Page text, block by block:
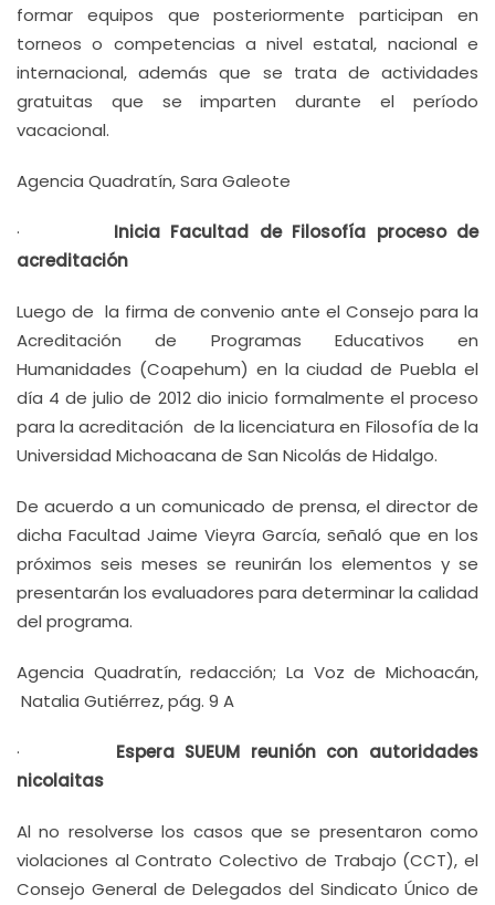
formar equipos que posteriormente participan en
torneos o competencias a nivel estatal, nacional e
internacional, además que se trata de actividades
gratuitas que se imparten durante el período
vacacional.
Agencia Quadratín, Sara Galeote
· Inicia Facultad de Filosofía proceso de
acreditación
Luego de la firma de convenio ante el Consejo para la
Acreditación de Programas Educativos en
Humanidades (Coapehum) en la ciudad de Puebla el
día 4 de julio de 2012 dio inicio formalmente el proceso
para la acreditación de la licenciatura en Filosofía de la
Universidad Michoacana de San Nicolás de Hidalgo.
De acuerdo a un comunicado de prensa, el director de
dicha Facultad Jaime Vieyra García, señaló que en los
próximos seis meses se reunirán los elementos y se
presentarán los evaluadores para determinar la calidad
del programa.
Agencia Quadratín, redacción; La Voz de Michoacán,
Natalia Gutiérrez, pág. 9 A
· Espera SUEUM reunión con autoridades
nicolaitas
Al no resolverse los casos que se presentaron como
violaciones al Contrato Colectivo de Trabajo (CCT), el
Consejo General de Delegados del Sindicato Único de